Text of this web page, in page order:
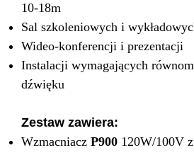
10-18m
Sal szkoleniowych i
Wideo-konferencji i prezentacji
Instalacji wymagających
dźwięku
Zestaw zawiera:
Wzmacniacz P900 120W/100V